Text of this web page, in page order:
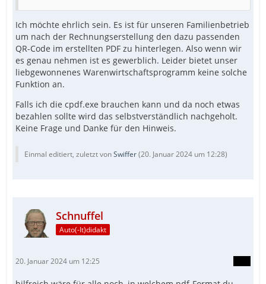
Ich möchte ehrlich sein. Es ist für unseren Familienbetrieb
um nach der Rechnungserstellung den dazu passenden
QR-Code im erstellten PDF zu hinterlegen. Also wenn wir
es genau nehmen ist es gewerblich. Leider bietet unser
liebgewonnenes Warenwirtschaftsprogramm keine solche
Funktion an.
Falls ich die cpdf.exe brauchen kann und da noch etwas
bezahlen sollte wird das selbstverständlich nachgeholt.
Keine Frage und Danke für den Hinweis.
Einmal editiert, zuletzt vonSwiffer(20. Januar 2024 um 12:28)
Schnuffel
Auto(-It)didakt
20. Januar 2024 um 12:25